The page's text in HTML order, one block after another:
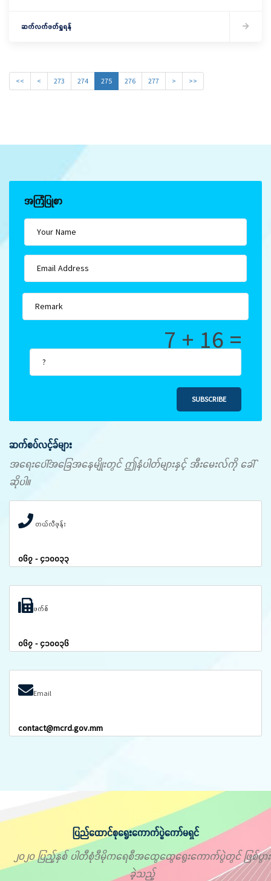
ဆက်လက်ဖတ်ရှုရန်
<< < 273 274 275 276 277 > >>
အကြံပြုစာ
7 + 16 =
SUBSCRIBE
ဆက်စပ်လင့်ခ်များ
အရေးပေါ်အခြေအနေမျိုးတွင် ဤနံပါတ်များနှင့် အီးမေးလ်ကို ခေါ်
ဆိုပါ။
တယ်လီဖုန်း
၀၆၇ - ၄၁၀၀၃၃
ဖက်စ်
၀၆၇ - ၄၁၀၀၃၆
Email
contact@mcrd.gov.mm
ပြည်ထောင်စုရွေးကောက်ပွဲကော်မရှင်
၂၀၂၀ ပြည့်နှစ် ပါတီစုံဒီမိုကရေစီအထွေထွေရွေးကောက်ပွဲတွင် ဖြစ်ပွား
ခဲ့သည့်